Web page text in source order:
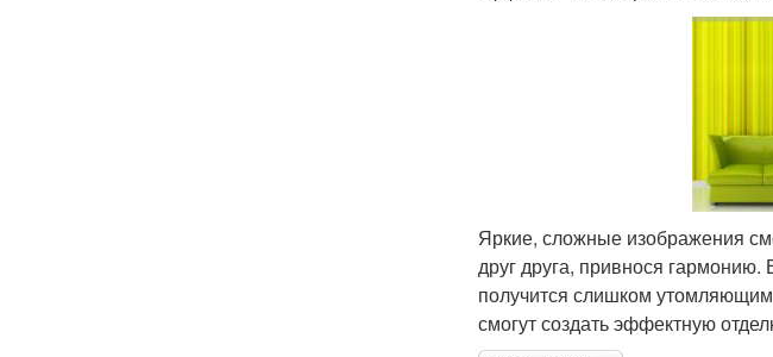
Яркие, сложные изображения
друг друга, привнося
получится слишком
смогут создать эффектную